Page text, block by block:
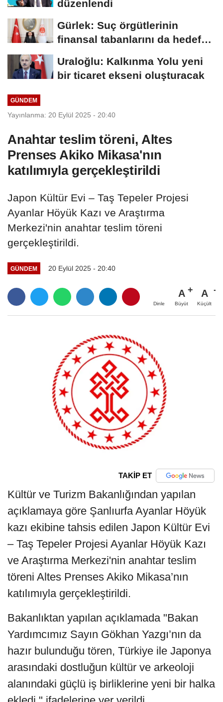
düzenlendi
Gürlek: Suç örgütlerinin
finansal tabanlarını da hedef
Uraloğlu: Kalkınma Yolu yeni
bir ticaret ekseni oluşturacak
GÜNDEM
Yayınlanma: 20 Eylül 2025 - 20:40
Anahtar teslim töreni, Altes
Prenses Akiko Mikasa'nın
katılımıyla gerçekleştirildi
Japon Kültür Evi – Taş Tepeler Projesi
Ayanlar Höyük Kazı ve Araştırma
Merkezi'nin anahtar teslim töreni
gerçekleştirildi.
GÜNDEM 20 Eylül 2025 - 20:40
Dinle
A
Büyüt
A
Küçült
TAKİP ET
Kültür ve Turizm Bakanlığından yapılan
açıklamaya göre Şanlıurfa Ayanlar Höyük
kazı ekibine tahsis edilen Japon Kültür Evi
– Taş Tepeler Projesi Ayanlar Höyük Kazı
ve Araştırma Merkezi'nin anahtar teslim
töreni Altes Prenses Akiko Mikasa’nın
katılımıyla gerçekleştirildi.
Bakanlıktan yapılan açıklamada "Bakan
Yardımcımız Sayın Gökhan Yazgı’nın da
hazır bulunduğu tören, Türkiye ile Japonya
arasındaki dostluğun kültür ve arkeoloji
alanındaki güçlü iş birliklerine yeni bir halka